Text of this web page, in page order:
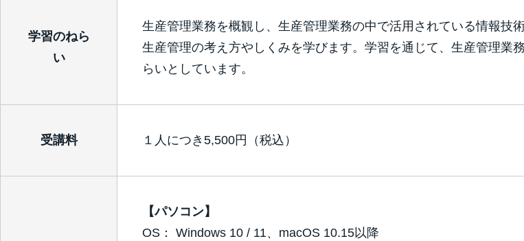
学習のねら
い
生産管理業務を概観し、生産管理業務の中で活用されている情報技
生産管理の考え方やしくみを学びます。学習を通じて、生産管理業
らいとしています。
受講料 １人につき5,500円（税込）
【パソコン】
OS： Windows 10 / 11、macOS 10.15以降